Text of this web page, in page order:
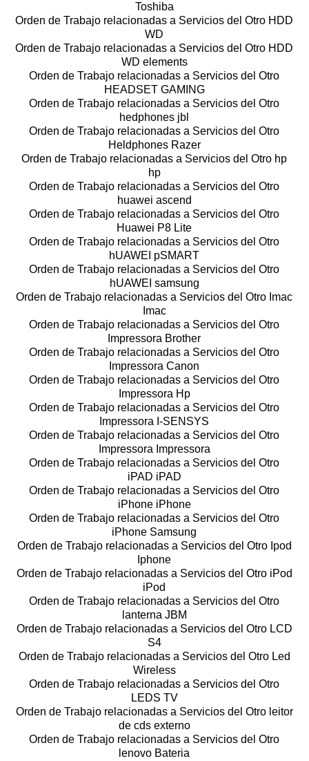
Toshiba
Orden de Trabajo relacionadas a Servicios del Otro HDD
WD
Orden de Trabajo relacionadas a Servicios del Otro HDD
WD elements
Orden de Trabajo relacionadas a Servicios del Otro
HEADSET GAMING
Orden de Trabajo relacionadas a Servicios del Otro
hedphones jbl
Orden de Trabajo relacionadas a Servicios del Otro
Heldphones Razer
Orden de Trabajo relacionadas a Servicios del Otro hp
hp
Orden de Trabajo relacionadas a Servicios del Otro
huawei ascend
Orden de Trabajo relacionadas a Servicios del Otro
Huawei P8 Lite
Orden de Trabajo relacionadas a Servicios del Otro
hUAWEI pSMART
Orden de Trabajo relacionadas a Servicios del Otro
hUAWEI samsung
Orden de Trabajo relacionadas a Servicios del Otro Imac
Imac
Orden de Trabajo relacionadas a Servicios del Otro
Impressora Brother
Orden de Trabajo relacionadas a Servicios del Otro
Impressora Canon
Orden de Trabajo relacionadas a Servicios del Otro
Impressora Hp
Orden de Trabajo relacionadas a Servicios del Otro
Impressora I-SENSYS
Orden de Trabajo relacionadas a Servicios del Otro
Impressora Impressora
Orden de Trabajo relacionadas a Servicios del Otro
iPAD iPAD
Orden de Trabajo relacionadas a Servicios del Otro
iPhone iPhone
Orden de Trabajo relacionadas a Servicios del Otro
iPhone Samsung
Orden de Trabajo relacionadas a Servicios del Otro Ipod
Iphone
Orden de Trabajo relacionadas a Servicios del Otro iPod
iPod
Orden de Trabajo relacionadas a Servicios del Otro
lanterna JBM
Orden de Trabajo relacionadas a Servicios del Otro LCD
S4
Orden de Trabajo relacionadas a Servicios del Otro Led
Wireless
Orden de Trabajo relacionadas a Servicios del Otro
LEDS TV
Orden de Trabajo relacionadas a Servicios del Otro leitor
de cds externo
Orden de Trabajo relacionadas a Servicios del Otro
lenovo Bateria